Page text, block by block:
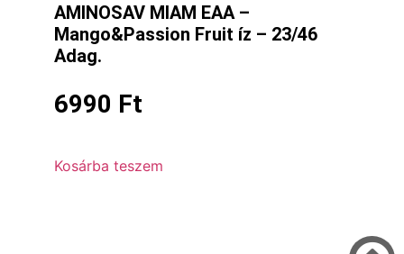
AMINOSAV MIAM EAA –
Mango&Passion Fruit íz – 23/46
Adag.
6990 Ft
Kosárba teszem